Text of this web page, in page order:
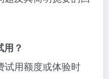
用？
试用额度或体验时